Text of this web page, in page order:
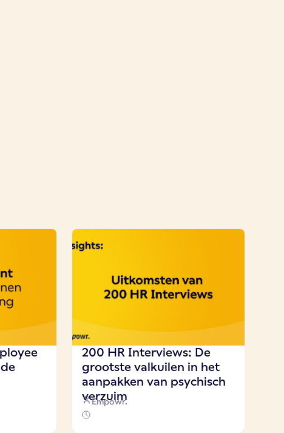
200 HR Interviews: De
grootste valkuilen in het
aanpakken van psychisch
verzuim
Empowr.